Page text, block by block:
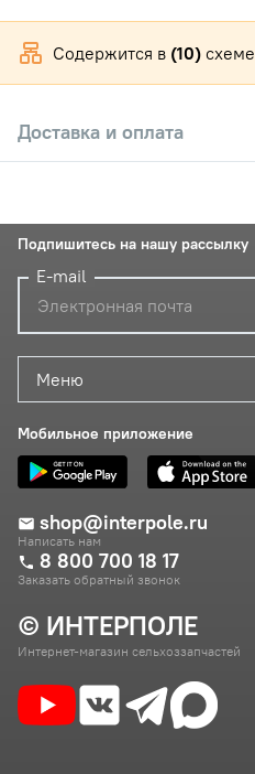
Содержится в (10) схеме
Доставка и оплата
© ИНТЕРПОЛЕ
Интернет-магазин сельхоззапчастей
Меню
Мобильное приложение
shop@interpole.ru
Написать нам
8 800 700 18 17
Заказать обратный звонок
Подпишитесь на нашу рассылку
E-mail